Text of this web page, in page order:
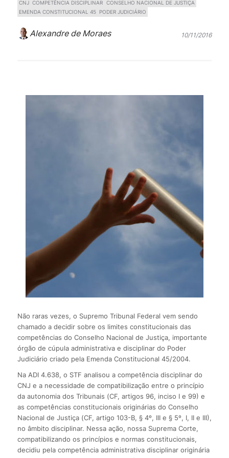
CNJ COMPETÊNCIA DISCIPLINAR CONSELHO NACIONAL DE JUSTIÇA
EMENDA CONSTITUCIONAL 45
PODER JUDICIÁRIO
Alexandre de Moraes 10/11/2016
Não raras vezes, o Supremo Tribunal Federal vem sendo
chamado a decidir sobre os limites constitucionais das
competências do Conselho Nacional de Justiça, importante
órgão de cúpula administrativa e disciplinar do Poder
Judiciário criado pela Emenda Constitucional 45/2004.
Na ADI 4.638, o STF analisou a competência disciplinar do
CNJ e a necessidade de compatibilização entre o princípio
da autonomia dos Tribunais (CF, artigos 96, inciso I e 99) e
as competências constitucionais originárias do Conselho
Nacional de Justiça (CF, artigo 103-B, § 4º, III e § 5º, I, II e III),
no âmbito disciplinar. Nessa ação, nossa Suprema Corte,
compatibilizando os princípios e normas constitucionais,
decidiu pela competência administrativa disciplinar originária